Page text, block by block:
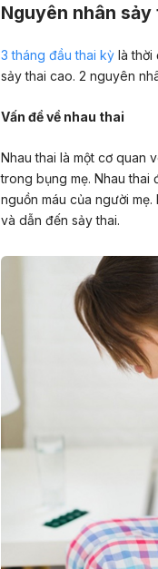
Nguyên nhân
3 tháng đầu thai kỳ là thời
sảy thai cao. 2 nguyên
Vấn đề về nhau thai
Nhau thai là một cơ quan
trong bụng mẹ. Nhau thai
nguồn máu của người
và dẫn đến sảy thai.